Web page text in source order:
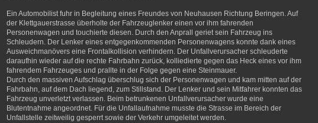
Ein Automobilist fuhr in Begleitung eines Freundes von Neuhausen Richtung Beringen. Auf
der Klettgauerstrasse überholte der Fahrzeuglenker einen vor ihm fahrenden
Personenwagen und touchierte diesen. Durch den Anprall geriet sein Fahrzeug ins
Schleudern. Der Lenker eines entgegenkommenden Personenwagens konnte dank eines
Ausweichmanövers eine Frontalkollision verhindern. Der Unfallverursacher schleuderte
daraufhin wieder auf die rechte Fahrbahn zurück, kolliedierte gegen das Heck eines vor ihm
fahrendem Fahrzeuges und prallte in der Folge gegen eine Steinmauer.
Durch den massiven Aufschlag überschlug sich der Personenwagen und kam mitten auf der
Fahrbahn, auf dem Dach liegend, zum Stillstand. Der Lenker und sein Mitfahrer konnten das
Fahrzeug unverletzt verlassen. Beim betrunkenen Unfallverursacher wurde eine
Blutentnahme angeordnet. Für die Unfallaufnahme musste die Strasse im Bereich der
Unfallstelle zeitweilig gesperrt sowie der Verkehr umgeleitet werden.